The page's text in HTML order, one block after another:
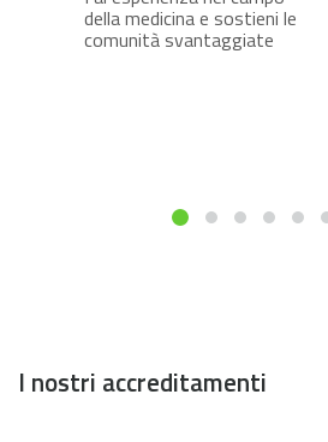
della medicina e sostieni le
comunità svantaggiate
I nostri accreditamenti